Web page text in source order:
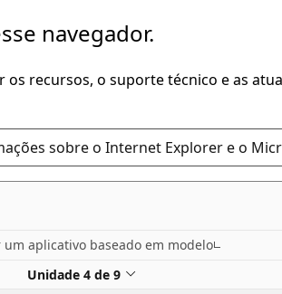
navegador.
recursos, o suporte técnico e as
sobre o Internet Explorer e o
um aplicativo baseado em modelo
Unidade 4 de 9